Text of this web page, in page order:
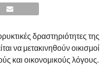
δραστηριότητες της
να μετακινηθούν οικισμοί
και οικονομικούς λόγους.